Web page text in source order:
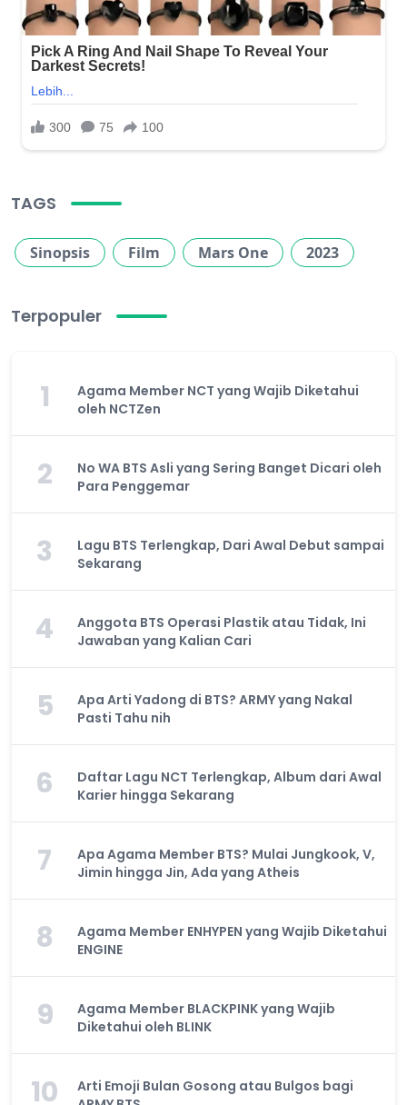
TAGS
Sinopsis Film Mars One 2023
Terpopuler
1
Agama Member NCT yang Wajib Diketahui
oleh NCTZen
2
No WA BTS Asli yang Sering Banget Dicari oleh
Para Penggemar
3
Lagu BTS Terlengkap, Dari Awal Debut sampai
Sekarang
4
Anggota BTS Operasi Plastik atau Tidak, Ini
Jawaban yang Kalian Cari
5
Apa Arti Yadong di BTS? ARMY yang Nakal
Pasti Tahu nih
6
Daftar Lagu NCT Terlengkap, Album dari Awal
Karier hingga Sekarang
7
Apa Agama Member BTS? Mulai Jungkook, V,
Jimin hingga Jin, Ada yang Atheis
8
Agama Member ENHYPEN yang Wajib Diketahui
ENGINE
9
Agama Member BLACKPINK yang Wajib
Diketahui oleh BLINK
10
Arti Emoji Bulan Gosong atau Bulgos bagi